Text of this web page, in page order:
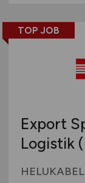
TOP JOB
Export
Logistik